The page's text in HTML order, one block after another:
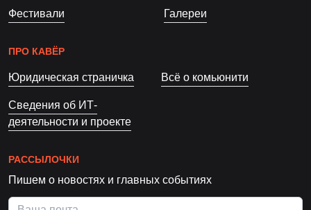
Фестивали Галереи
ПРО КАВЁР
Юридическая страничка Всё о комьюнити
Сведения об ИТ-
деятельности и проекте
РАССЫЛОЧКИ
Пишем о новостях и главных событиях